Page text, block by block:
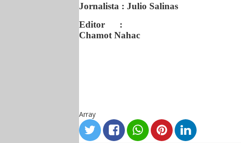
Jornalista : Julio Salinas
Editor
:
Chamot Nahac
Array